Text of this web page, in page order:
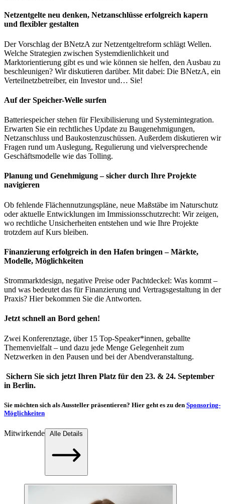
Netzentgelte neu denken, Netzanschlüsse erfolgreich kapern
und flexibler gestalten
Der Vorschlag der BNetzA zur Netzentgeltreform schlägt Wellen.
Welche Strategien zwischen Systemdienlichkeit und
Marktorientierung gibt es und wie können sie helfen, den Ausbau zu
beschleunigen? Wir diskutieren darüber. Mit dabei: Die BNetzA, ein
Verteilnetzbetreiber, ein Investor und… Sie!
Auf der Speicher-Welle surfen
Batteriespeicher stehen für Flexibilisierung und Systemintegration.
Erwarten Sie ein rechtliches Update zu Baugenehmigungen,
Netzanschluss und Baukostenzuschüssen. Außerdem diskutieren wir
Fragen rund um Auslegung, Regulierung und vielversprechende
Geschäftsmodelle wie das Tolling.
Planung und Genehmigung – sicher durch Ihre Projekte
navigieren
Ob fehlende Flächennutzungspläne, neue Maßstäbe im Naturschutz
oder aktuelle Entwicklungen im Immissionsschutzrecht: Wir zeigen,
wo rechtliche Unsicherheiten entstehen und wie Ihre Projekte
trotzdem auf Kurs bleiben.
Finanzierung erfolgreich in den Hafen bringen – Märkte,
Modelle, Möglichkeiten
Strommarktdesign, negative Preise oder Pachtdeckel: Was kommt –
und was bedeutet das für Finanzierung und Vertragsgestaltung in der
Praxis? Hier bekommen Sie die Antworten.
Jetzt schnell an Bord gehen!
Zwei Konferenztage, über 15 Top-Speaker*innen, geballte
Themenvielfalt – und dazu jede Menge Gelegenheit zum
Netzwerken in den Pausen und bei der Abendveranstaltung.
Sichern Sie sich jetzt Ihren Platz für den 23. & 24. September
in Berlin.
Sie möchten sich als Aussteller präsentieren? Hier geht es zu den Sponsoring-
Möglichkeiten
Mitwirkende